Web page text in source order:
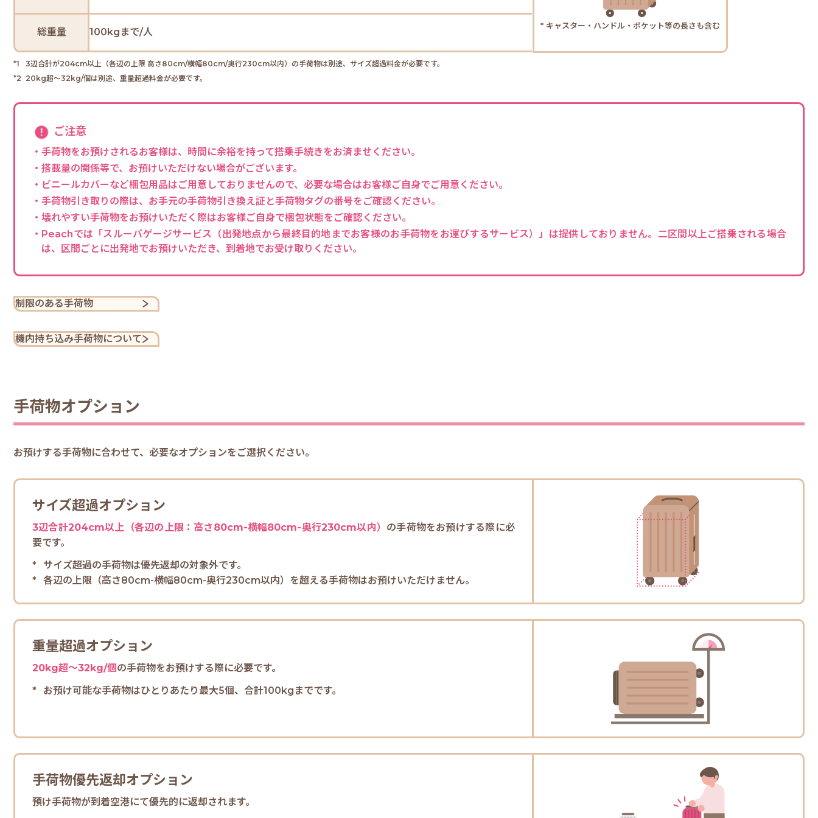
総重量 100kgまで/人
* キャスター・ハンドル・ポケット等の長さも含む
3辺合計が204cm以上（各辺の上限 高さ80cm/横幅80cm/奥行230cm以内）の手荷物は別途、サイズ超過料金が必要です。
20kg超～32kg/個は別途、重量超過料金が必要です。
ご注意
・手荷物をお預けされるお客様は、時間に余裕を持って搭乗手続きをお済ませください。
・搭載量の関係等で、お預けいただけない場合がございます。
・ビニールカバーなど梱包用品はご用意しておりませんので、必要な場合はお客様ご自身でご用意ください。
・手荷物引き取りの際は、お手元の手荷物引き換え証と手荷物タグの番号をご確認ください。
・壊れやすい手荷物をお預けいただく際はお客様ご自身で梱包状態をご確認ください。
・Peachでは「スルーバゲージサービス（出発地点から最終目的地までお客様のお手荷物をお運びするサービス）」は提供しておりません。二区間以上ご搭乗される場合
は、区間ごとに出発地でお預けいただき、到着地でお受け取りください。
制限のある手荷物
機内持ち込み手荷物について
手荷物オプション
お預けする手荷物に合わせて、必要なオプションをご選択ください。
サイズ超過オプション
3辺合計204cm以上（各辺の上限：高さ80cm-横幅80cm-奥行230cm以内） の手荷物をお預けする際に必
要です。
サイズ超過の手荷物は優先返却の対象外です。
各辺の上限（高さ80cm-横幅80cm-奥行230cm以内）を超える手荷物はお預けいただけません。
重量超過オプション
20kg超～32kg/個の手荷物をお預けする際に必要です。
お預け可能な手荷物はひとりあたり最大5個、合計100kgまでです。
手荷物優先返却オプション
預け手荷物が到着空港にて優先的に返却されます。